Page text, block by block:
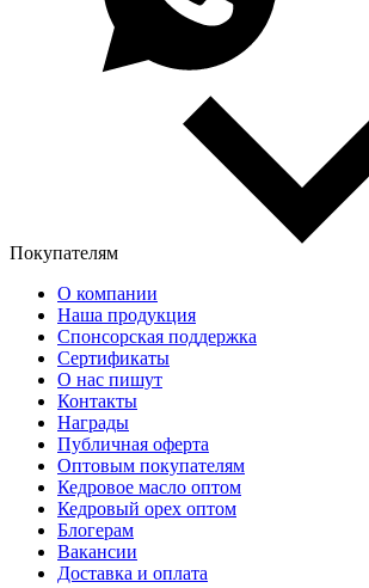
Покупателям
О компании
Наша продукция
Спонсорская поддержка
Сертификаты
О нас пишут
Контакты
Награды
Публичная оферта
Оптовым покупателям
Кедровое масло оптом
Кедровый орех оптом
Блогерам
Вакансии
Доставка и оплата